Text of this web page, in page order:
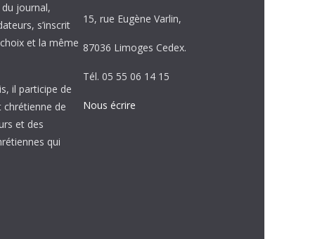
journal,
s’inscrit
et la même
il participe de
chrétienne de
et des
qui
15, rue Eugène Varlin,
87036 Limoges Cedex.
Tél. 05 55 06 14 15
Nous écrire